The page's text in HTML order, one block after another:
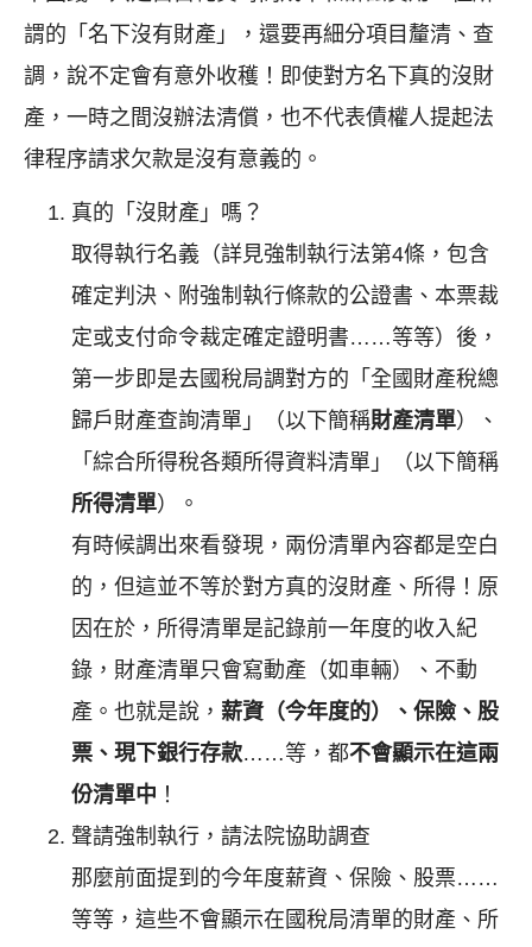
謂的「名下沒有財產」，還要再細分項目釐清、查
調，說不定會有意外收穫！即使對方名下真的沒財
產，一時之間沒辦法清償，也不代表債權人提起法
律程序請求欠款是沒有意義的。
真的「沒財產」嗎？
取得執行名義（詳見強制執行法第4條，包含
確定判決、附強制執行條款的公證書、本票裁
定或支付命令裁定確定證明書……等等）後，
第一步即是去國稅局調對方的「全國財產稅總
歸戶財產查詢清單」（以下簡稱財產清單）、
「綜合所得稅各類所得資料清單」（以下簡稱
所得清單）。
有時候調出來看發現，兩份清單內容都是空白
的，但這並不等於對方真的沒財產、所得！原
因在於，所得清單是記錄前一年度的收入紀
錄，財產清單只會寫動產（如車輛）、不動
產。也就是說， 薪資（今年度的）、保險、股
票、現下銀行存款……等，都不會顯示在這兩
份清單中 ！
聲請強制執行，請法院協助調查
那麼前面提到的今年度薪資、保險、股票……
等等，這些不會顯示在國稅局清單的財產、所